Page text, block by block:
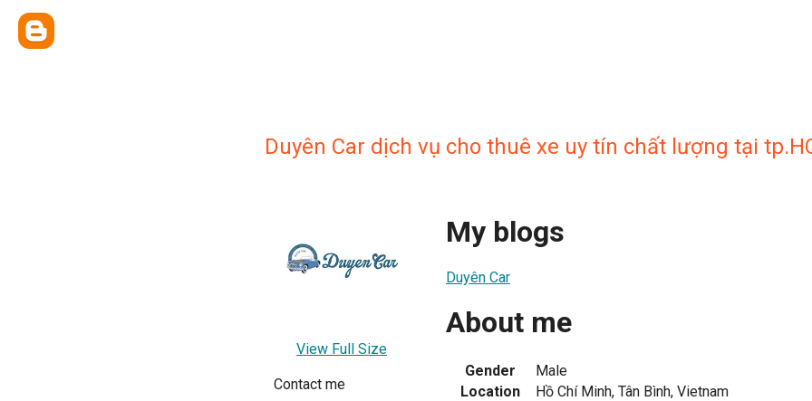
Duyên Car dịch vụ cho thuê xe uy tín chất lượng tại
View Full Size
Contact me
My blogs
Duyên Car
About me
Gender
Male
Location
Hồ Chí Minh, Tân Bình, Vietnam